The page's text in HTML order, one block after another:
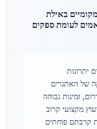
באילת
לעומת ספקים
יתרונות
של האתגרים
זמינות גבוהה
מקצועי קרוב
קרבתם פוחתים